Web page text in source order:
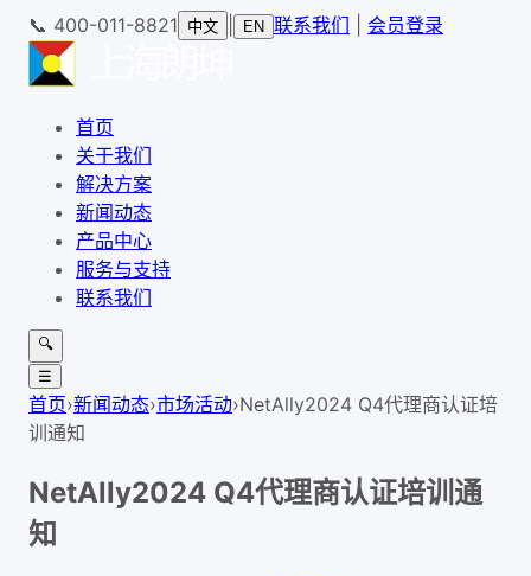
📞 400-011-8821 中文 EN 联系我们 会员登录
首页
关于我们
解决方案
新闻动态
产品中心
服务与支持
联系我们
🔍
☰
首页›新闻动态›市场活动›NetAlly2024 Q4代理商认证培
训通知
NetAlly2024 Q4代理商认证培训通
知